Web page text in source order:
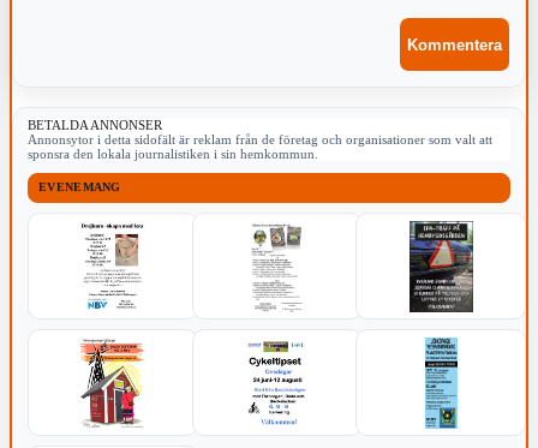
BETALDA ANNONSER
Annonsytor i detta sidofält är reklam från de företag och organisationer som valt att
sponsra den lokala journalistiken i sin hemkommun.
EVENEMANG